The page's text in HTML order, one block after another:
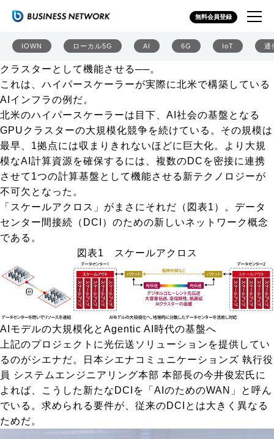
無料会員登録
IOWN ローカル5G AI 6G IoT 通
スケールアクロス支える「AIのためのWAN」 2Dデザイ
ンの新型CPOでDC内も変革
2拠点のDCを数百本の光ファイバーケーブルで直結し、
800Gbpsの光波長多重伝送で連携させて1つの巨大なGPU
クラスターとして機能させる──。
これは、ハイパースケーラーが実際に北米で構築している
AIインフラの例だ。
北米のハイパースケーラーは目下、AI社会の基盤となる
GPUクラスターの大規模化競争を続けている。その規模は
最早、1拠点には収まりきれないほどに巨大化。より大規
模なAI計算資源を確保するには、複数のDCを密接に連携
させて1つの計算基盤として機能させる新テクノロジーが
不可欠となった。
「スケールアクロス」がまさにそれだ（ 図表1 ）。データ
センター間接続（DCI）のための新しいネットワーク概念
である。
図表1 スケールアクロス
AIモデルの大規模化とAgentic AI時代の基盤へ
上記のプロジェクトに光伝送ソリューションを提供してい
るのがシエナだ。日本シエナコミュニケーションズ 執行役
員 システムエンジニアリング本部 本部長の今井俊宏氏に
よれば、こうした新たなDCIを「AIのためのWAN」と呼ん
でいる。求められる要件が、従来のDCIとは大きく異なる
ためだ。